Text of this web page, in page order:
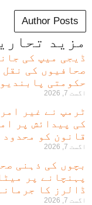
Author Posts
مزید
ڈیجی میپ کی
صحافیوں کی نقل
حکومتی
اگست 7, 2026
ٹرمپ نے غیر
کی پیدائش پر
قانون کو محدود
اگست 7, 2026
بچوں کی ذہنی
ڈالرز کا
اگست 7, 2026